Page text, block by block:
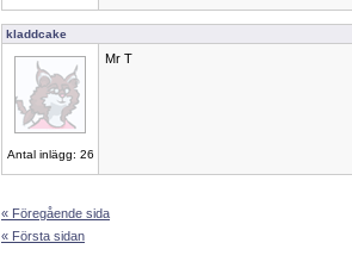
kladdcake
Antal inlägg: 26
Mr T
« Föregående sida
« Första sidan